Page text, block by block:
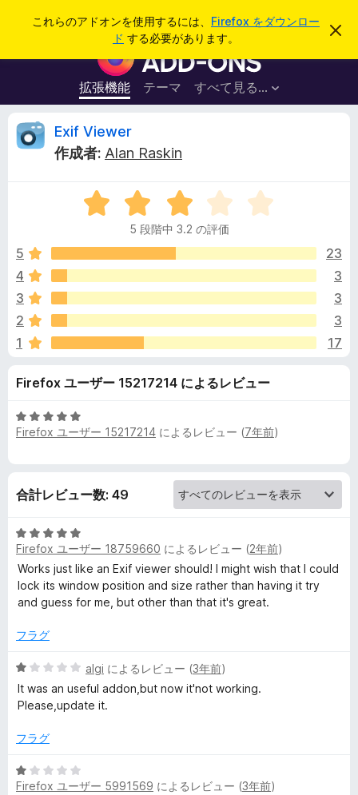
これらのアドオンを使用するには、 Firefox をダウンロー
ド する必要があります。
こ
を
F
i
r
e
x
ラ
ウ
ザ
ー
ド
オ
ン
拡張機能 テーマ すべて見る...
ログイン
E
f
V
i
e
w
e
r
の
レ
ビ
ー
Exif Viewer
作成者: Alan Raskin
5
段
中
.
の
価
5 段階中 3.2 の評価
5
23
4
3
3
3
2
3
1
17
Firefox ユーザー 15217214 によるレビュー
5
段
の
価
Firefox ユーザー 15217214 によるレビュー (7年前)
合計レビュー数: 49
5
段
階
中
5
評
Firefox ユーザー 18759660 によるレビュー (2年前)
Works just like an Exif viewer should! I might wish that I could
lock its window position and size rather than having it try
and guess for me, but other than that it's great.
フラグ
5
段
階
1
評
価
algi によるレビュー (3年前)
It was an useful addon,but now it'not working.
Please,update it.
フラグ
5
段
Firefox ユーザー 5991569 によるレビュー (3年前)